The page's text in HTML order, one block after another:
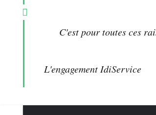
C'est pour toutes ces
L'engagement IdiService